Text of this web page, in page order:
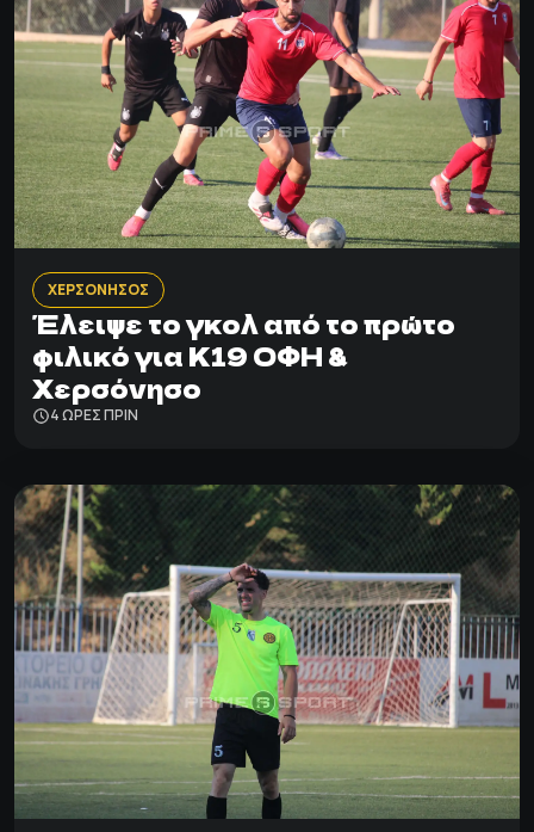
ΧΕΡΣΟΝΗΣΟΣ
Έλειψε το γκολ από το πρώτο
φιλικό για Κ19 ΟΦΗ &
Χερσόνησο
4 ΩΡΕΣ ΠΡΙΝ